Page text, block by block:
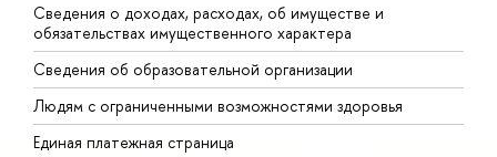
Сведения о доходах, расходах, об имуществе и
обязательствах имущественного характера
Сведения об образовательной организации
Людям с ограниченными возможностями здоровья
Единая платежная страница